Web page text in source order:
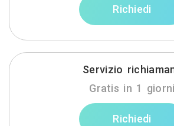
Richiedi
Servizio
Gratis in 1 giorni
Richiedi